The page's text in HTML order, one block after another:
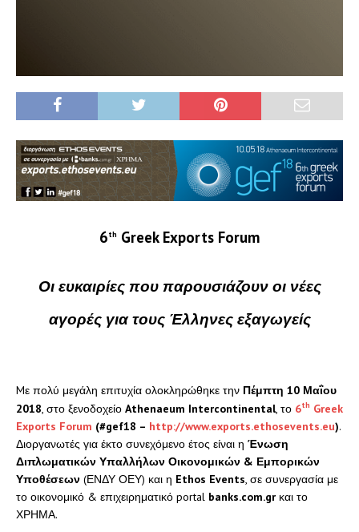
6th Greek Exports Forum
Οι ευκαιρίες που παρουσιάζουν οι νέες
αγορές για τους Έλληνες εξαγωγείς
Mε πολύ μεγάλη επιτυχία ολοκληρώθηκε την Πέμπτη 10 Μαΐου
2018, στο ξενοδοχείο Athenaeum Intercontinental, το 6th Greek
Exports Forum (#gef18 – http://www.exports.ethosevents.eu).
Διοργανωτές για έκτο συνεχόμενο έτος είναι η Ένωση
Διπλωματικών Υπαλλήλων Οικονομικών & Εμπορικών
Υποθέσεων (ΕΝΔΥ ΟΕΥ) και η Ethos Events, σε συνεργασία με
το οικονομικό & επιχειρηματικό portal banks.com.gr και το
ΧΡΗΜΑ.